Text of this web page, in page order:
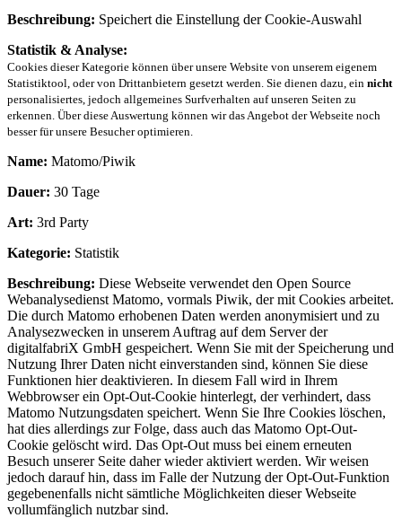
Beschreibung: Speichert die Einstellung der Cookie-Auswahl
Statistik & Analyse:
Cookies dieser Kategorie können über unsere Website von unserem eigenem
Statistiktool, oder von Drittanbietern gesetzt werden. Sie dienen dazu, ein nicht
personalisiertes, jedoch allgemeines Surfverhalten auf unseren Seiten zu
erkennen. Über diese Auswertung können wir das Angebot der Webseite noch
besser für unsere Besucher optimieren.
Name: Matomo/Piwik
Dauer: 30 Tage
Art: 3rd Party
Kategorie: Statistik
Beschreibung: Diese Webseite verwendet den Open Source
Webanalysedienst Matomo, vormals Piwik, der mit Cookies arbeitet.
Die durch Matomo erhobenen Daten werden anonymisiert und zu
Analysezwecken in unserem Auftrag auf dem Server der
digitalfabriX GmbH gespeichert. Wenn Sie mit der Speicherung und
Nutzung Ihrer Daten nicht einverstanden sind, können Sie diese
Funktionen hier deaktivieren. In diesem Fall wird in Ihrem
Webbrowser ein Opt-Out-Cookie hinterlegt, der verhindert, dass
Matomo Nutzungsdaten speichert. Wenn Sie Ihre Cookies löschen,
hat dies allerdings zur Folge, dass auch das Matomo Opt-Out-
Cookie gelöscht wird. Das Opt-Out muss bei einem erneuten
Besuch unserer Seite daher wieder aktiviert werden. Wir weisen
jedoch darauf hin, dass im Falle der Nutzung der Opt-Out-Funktion
gegebenenfalls nicht sämtliche Möglichkeiten dieser Webseite
vollumfänglich nutzbar sind.